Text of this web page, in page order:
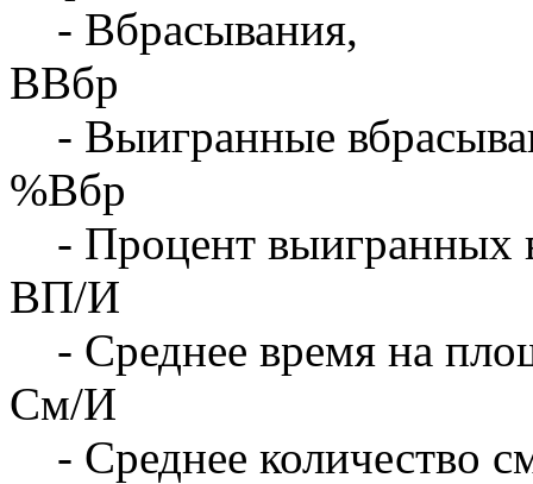
- Вбрасывания,
ВВбр
- Выигранные
%Вбр
- Процент выигранных
ВП/И
- Среднее время на
См/И
- Среднее количество